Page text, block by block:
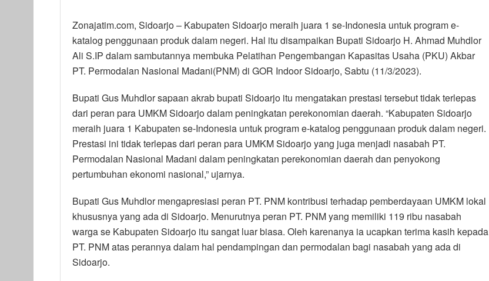
Zonajatim.com, Sidoarjo – Kabupaten Sidoarjo meraih juara 1 se-Indonesia untuk program e-
katalog penggunaan produk dalam negeri. Hal itu disampaikan Bupati Sidoarjo H. Ahmad Muhdlor
Ali S.IP dalam sambutannya membuka Pelatihan Pengembangan Kapasitas Usaha (PKU) Akbar
PT. Permodalan Nasional Madani(PNM) di GOR Indoor Sidoarjo, Sabtu (11/3/2023).
Bupati Gus Muhdlor sapaan akrab bupati Sidoarjo itu mengatakan prestasi tersebut tidak terlepas
dari peran para UMKM Sidoarjo dalam peningkatan perekonomian daerah. “Kabupaten Sidoarjo
meraih juara 1 Kabupaten se-Indonesia untuk program e-katalog penggunaan produk dalam negeri.
Prestasi ini tidak terlepas dari peran para UMKM Sidoarjo yang juga menjadi nasabah PT.
Permodalan Nasional Madani dalam peningkatan perekonomian daerah dan penyokong
pertumbuhan ekonomi nasional,” ujarnya.
Bupati Gus Muhdlor mengapresiasi peran PT. PNM kontribusi terhadap pemberdayaan UMKM lokal
khususnya yang ada di Sidoarjo. Menurutnya peran PT. PNM yang memiliki 119 ribu nasabah
warga se Kabupaten Sidoarjo itu sangat luar biasa. Oleh karenanya ia ucapkan terima kasih kepada
PT. PNM atas perannya dalam hal pendampingan dan permodalan bagi nasabah yang ada di
Sidoarjo.